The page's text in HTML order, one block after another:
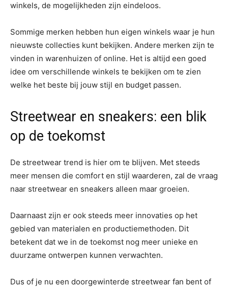
winkels, de mogelijkheden zijn eindeloos.
Sommige merken hebben hun eigen winkels waar je hun
nieuwste collecties kunt bekijken. Andere merken zijn te
vinden in warenhuizen of online. Het is altijd een goed
idee om verschillende winkels te bekijken om te zien
welke het beste bij jouw stijl en budget passen.
Streetwear en sneakers: een blik
op de toekomst
De streetwear trend is hier om te blijven. Met steeds
meer mensen die comfort en stijl waarderen, zal de vraag
naar streetwear en sneakers alleen maar groeien.
Daarnaast zijn er ook steeds meer innovaties op het
gebied van materialen en productiemethoden. Dit
betekent dat we in de toekomst nog meer unieke en
duurzame ontwerpen kunnen verwachten.
Dus of je nu een doorgewinterde streetwear fan bent of